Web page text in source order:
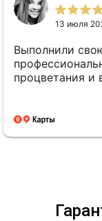
13 июля
Выполнили
профессионально и
процветания и